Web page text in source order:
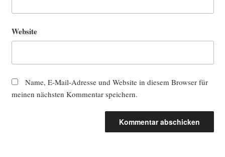
Website
Name, E-Mail-Adresse und Website in diesem Browser für
meinen nächsten Kommentar speichern.